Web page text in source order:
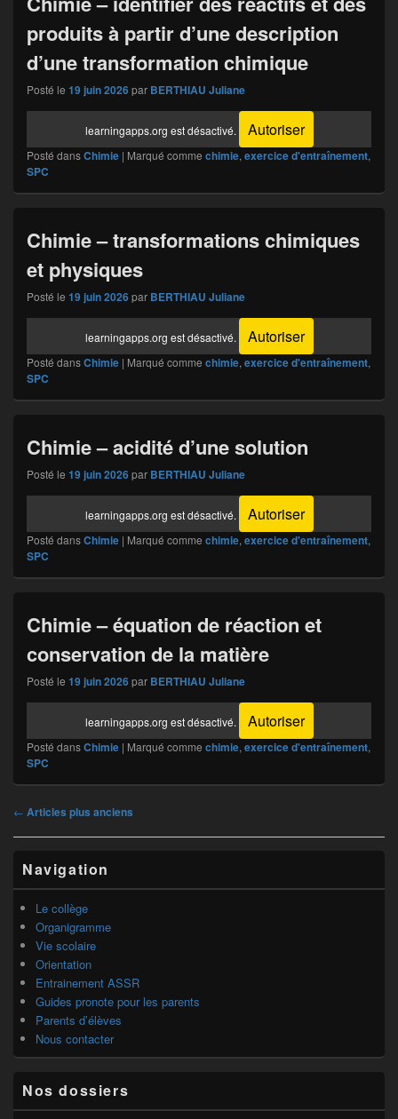
produits à partir d’une description
d’une transformation chimique
Posté le 19 juin 2026par BERTHIAU Juliane
learningapps.org est désactivé. Autoriser
Posté dansChimie | Marqué comme chimie, exercice d'entraînement,
SPC
Chimie – transformations chimiques
et physiques
Posté le 19 juin 2026par BERTHIAU Juliane
learningapps.org est désactivé. Autoriser
Posté dansChimie | Marqué comme chimie, exercice d'entraînement,
SPC
Chimie – acidité d’une solution
Posté le 19 juin 2026par BERTHIAU Juliane
learningapps.org est désactivé. Autoriser
Posté dansChimie | Marqué comme chimie, exercice d'entraînement,
SPC
Chimie – équation de réaction et
conservation de la matière
Posté le 19 juin 2026par BERTHIAU Juliane
learningapps.org est désactivé. Autoriser
Posté dansChimie | Marqué comme chimie, exercice d'entraînement,
SPC
Navigation
articles
← Articles plus anciens
principale
de
widget
pour
barre
latérale
Navigation
Le collège
Organigramme
Vie scolaire
Orientation
Entrainement ASSR
Guides pronote pour les parents
Parents d’élèves
Nous contacter
Nos dossiers